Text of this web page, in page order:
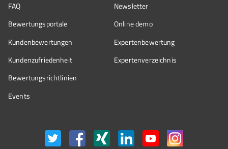
FAQ
Bewertungsportale
Kundenbewertungen
Kundenzufriedenheit
Bewertungs­richtlinien
Events
Newsletter
Online demo
Expertenbewertung
Expertenverzeichnis